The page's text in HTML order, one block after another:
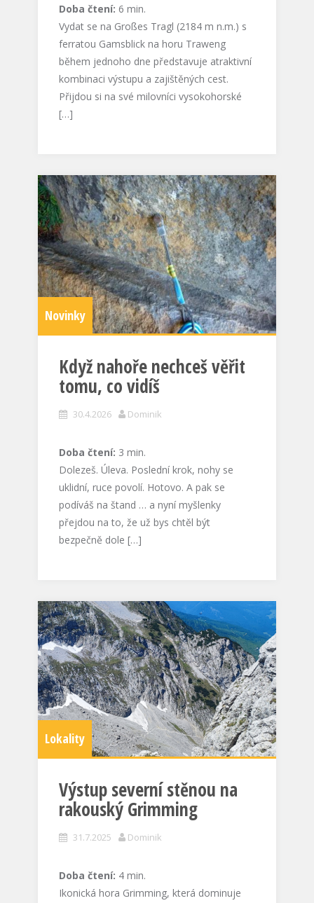
Doba čtení: 6 min.
Vydat se na Großes Tragl (2184 m n.m.) s
ferratou Gamsblick na horu Traweng
během jednoho dne představuje atraktivní
kombinaci výstupu a zajištěných cest.
Přijdou si na své milovníci vysokohorské
[…]
Novinky
Když nahoře nechceš věřit
tomu, co vidíš
30.4.2026 Dominik
Doba čtení: 3 min.
Dolezeš. Úleva. Poslední krok, nohy se
uklidní, ruce povolí. Hotovo. A pak se
podíváš na štand … a nyní myšlenky
přejdou na to, že už bys chtěl být
bezpečně dole […]
Lokality
Výstup severní stěnou na
rakouský Grimming
31.7.2025 Dominik
Doba čtení: 4 min.
Ikonická hora Grimming, která dominuje